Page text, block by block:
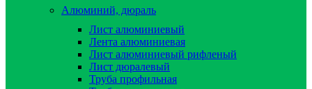
Алюминий, дюраль
Лист алюминиевый
Лента алюминиевая
Лист алюминиевый рифленый
Лист дюралевый
Труба профильная